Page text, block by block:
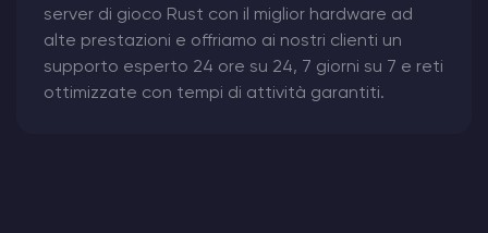
server di gioco Rust con il miglior hardware ad
alte prestazioni e offriamo ai nostri clienti un
supporto esperto 24 ore su 24, 7 giorni su 7 e reti
ottimizzate con tempi di attività garantiti.